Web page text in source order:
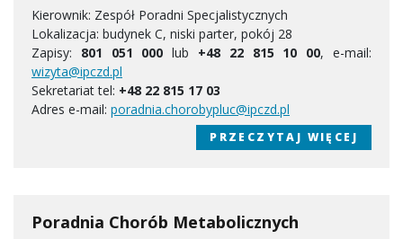
Kierownik: Zespół Poradni Specjalistycznych
Lokalizacja: budynek C, niski parter, pokój 28
Zapisy: 801 051 000 lub +48 22 815 10 00, e-mail:
wizyta@ipczd.pl
Sekretariat tel: +48 22 815 17 03
Adres e-mail: poradnia.chorobypluc@ipczd.pl
PRZECZYTAJ WIĘCEJ
Poradnia Chorób Metabolicznych